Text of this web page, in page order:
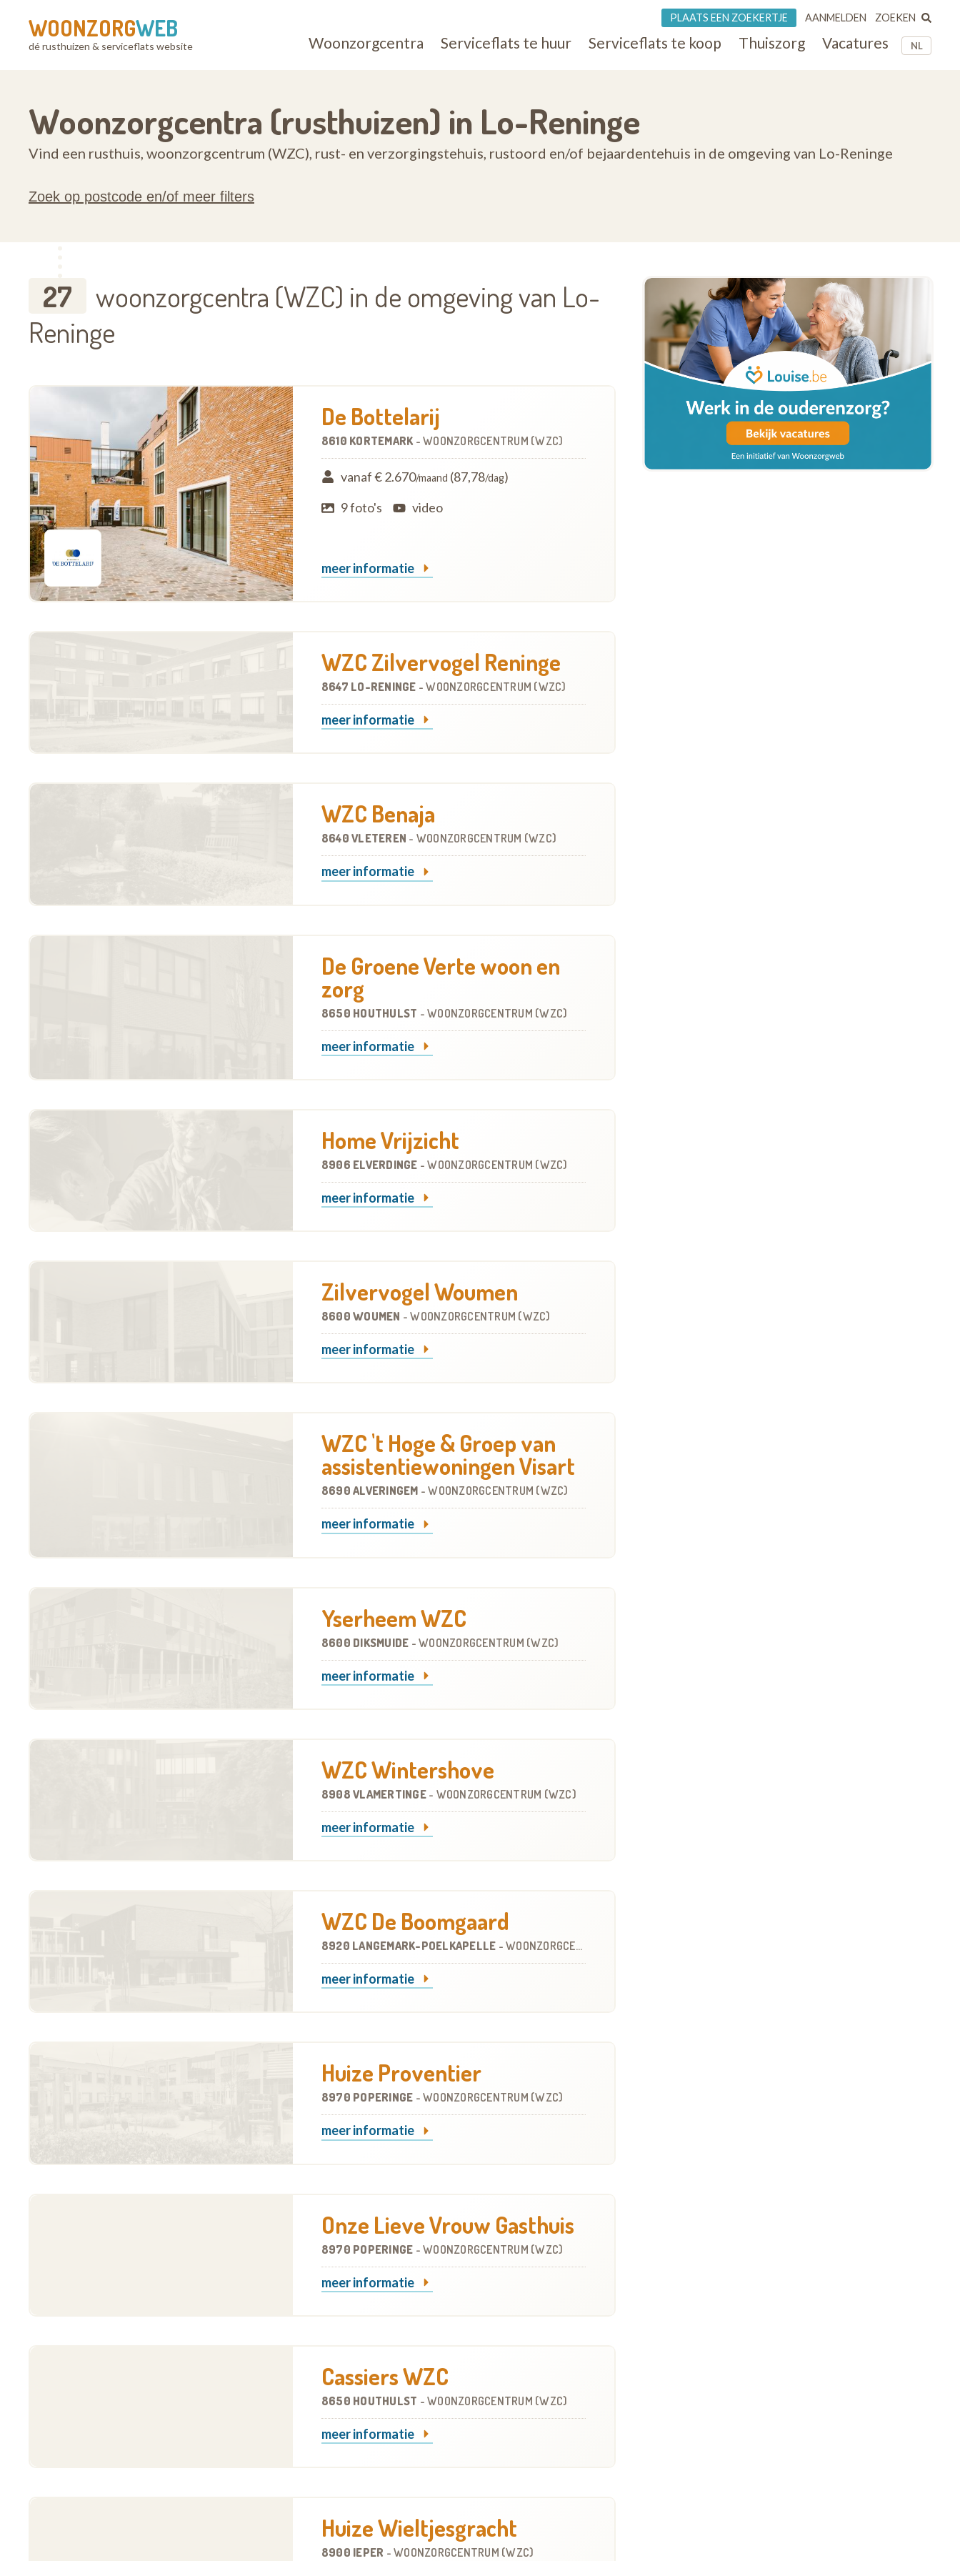
WOONZORGWEB
dé rusthuizen & serviceflats website NL
Woonzorgcentra Serviceflats te huur Serviceflats te koop Thuiszorg Vacatures
PLAATS EEN ZOEKERTJE AANMELDEN ZOEKEN
Woonzorgcentra (rusthuizen) in Lo-Reninge
Vind een rusthuis, woonzorgcentrum (WZC), rust- en verzorgingstehuis, rustoord en/of bejaardentehuis in de omgeving van Lo-Reninge
Zoek op postcode en/of meer filters
27
woonzorgcentra (WZC) in de omgeving van Lo-
Reninge
De Bottelarij
8610 KORTEMARK -WOONZORGCENTRUM (WZC)
vanaf € 2.670/maand (87,78/dag)
9 foto's
video
meer informatie
WZC Zilvervogel Reninge
8647 LO-RENINGE -WOONZORGCENTRUM (WZC)
meer informatie
WZC Benaja
8640 VLETEREN - WOONZORGCENTRUM (WZC)
meer informatie
De Groene Verte woon en
zorg
8650 HOUTHULST -WOONZORGCENTRUM (WZC)
meer informatie
Home Vrijzicht
8906 ELVERDINGE -WOONZORGCENTRUM (WZC)
meer informatie
Zilvervogel Woumen
8600 WOUMEN -WOONZORGCENTRUM (WZC)
meer informatie
WZC 't Hoge & Groep van
assistentiewoningen Visart
8690 ALVERINGEM -WOONZORGCENTRUM (WZC)
meer informatie
Yserheem WZC
8600 DIKSMUIDE -WOONZORGCENTRUM (WZC)
meer informatie
WZC Wintershove
8908 VLAMERTINGE - WOONZORGCENTRUM (WZC)
meer informatie
WZC De Boomgaard
8920 LANGEMARK-POELKAPELLE -WOONZORGCENTRUM (WZC)
meer informatie
Huize Proventier
8970 POPERINGE -WOONZORGCENTRUM (WZC)
meer informatie
Onze Lieve Vrouw Gasthuis
8970 POPERINGE -WOONZORGCENTRUM (WZC)
meer informatie
Cassiers WZC
8650 HOUTHULST -WOONZORGCENTRUM (WZC)
meer informatie
Huize Wieltjesgracht
8900 IEPER -WOONZORGCENTRUM (WZC)